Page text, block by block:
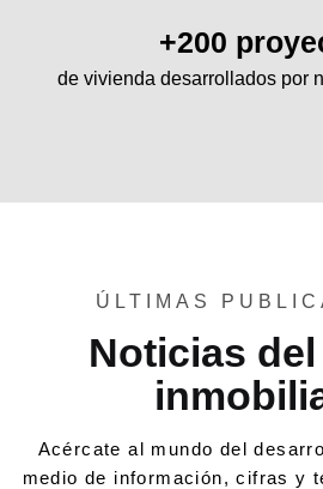
+200
de vivienda desarrollados por
ÚLTIMAS
Noticias
Acércate al mundo del
medio de información, cifras y